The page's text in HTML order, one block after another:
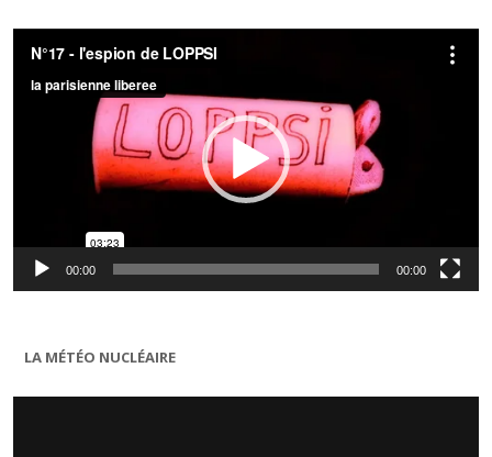
Lecteur
vidéo
00:00 00:00
LA MÉTÉO NUCLÉAIRE
Lecteur